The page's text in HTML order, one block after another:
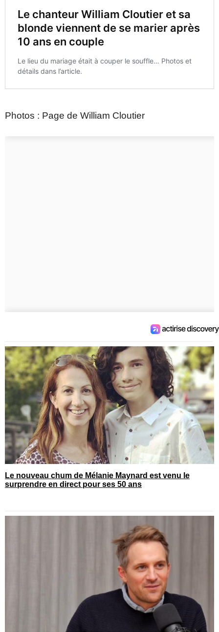
Photos : Page de William Cloutier
Le nouveau chum de Mélanie Maynard est venu le
surprendre en direct pour ses 50 ans